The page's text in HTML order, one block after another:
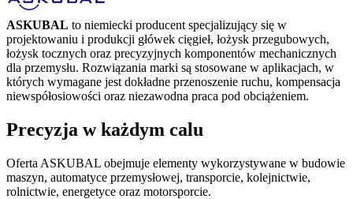
ASKUBAL to niemiecki producent specjalizujący się w
projektowaniu i produkcji główek cięgieł, łożysk przegubowych,
łożysk tocznych oraz precyzyjnych komponentów mechanicznych
dla przemysłu. Rozwiązania marki są stosowane w aplikacjach, w
których wymagane jest dokładne przenoszenie ruchu, kompensacja
niewspółosiowości oraz niezawodna praca pod obciążeniem.
Precyzja w każdym calu
Oferta ASKUBAL obejmuje elementy wykorzystywane w budowie
maszyn, automatyce przemysłowej, transporcie, kolejnictwie,
rolnictwie, energetyce oraz motorsporcie.